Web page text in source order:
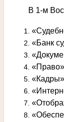
В 1-м
«Банк